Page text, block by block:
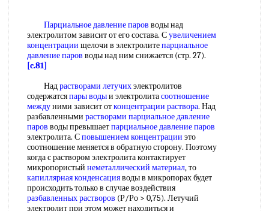
Парциальное давление паров воды над
электролитом зависит от его состава. Сувеличением
концентрации щелочи в электролитепарциальное
давление паров воды над ним снижается (стр. 27).
[c.81]
Надрастворами летучихэлектролитов
содержатсяпары водыи электролитасоотношение
междуними зависит отконцентрации раствора. Над
разбавленными растворами парциальное давление
паров воды превышаетпарциальное давление паров
электролита. Сповышением концентрации это
соотношение меняется в обратную сторону. Поэтому
когда с раствором электролита контактирует
микропористый неметаллический материал, то
капиллярная конденсацияводы в микропорах будет
происходить только в случае воздействия
разбавленных растворов (Р/Ро > 0,75). Летучий
электролит при этом может находиться и